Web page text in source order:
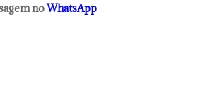
noWhatsApp